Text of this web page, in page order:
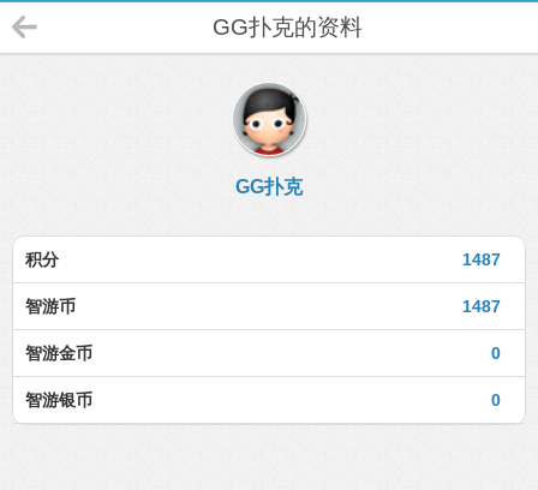
GG扑克的资料
GG扑克
1487
积分
1487
智游币
0
智游金币
0
智游银币